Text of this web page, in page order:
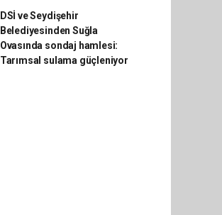
DSİ ve Seydişehir
Belediyesinden Suğla
Ovasında sondaj hamlesi:
Tarımsal sulama güçleniyor